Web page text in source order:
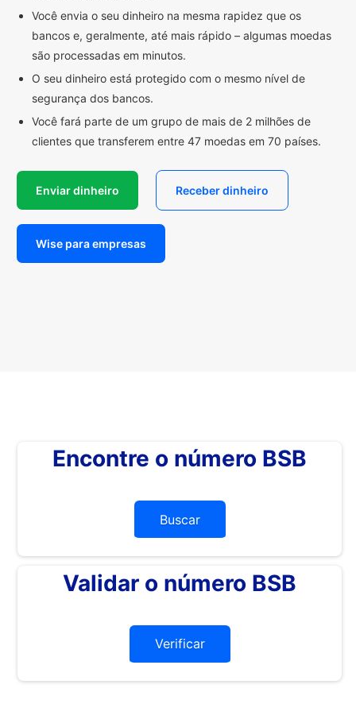
Você envia o seu dinheiro na mesma rapidez que os
bancos e, geralmente, até mais rápido – algumas moedas
são processadas em minutos.
O seu dinheiro está protegido com o mesmo nível de
segurança dos bancos.
Você fará parte de um grupo de mais de 2 milhões de
clientes que transferem entre 47 moedas em 70 países.
Enviar dinheiro Receber dinheiro
Wise para empresas
Encontre o número BSB
Buscar
Validar o número BSB
Verificar